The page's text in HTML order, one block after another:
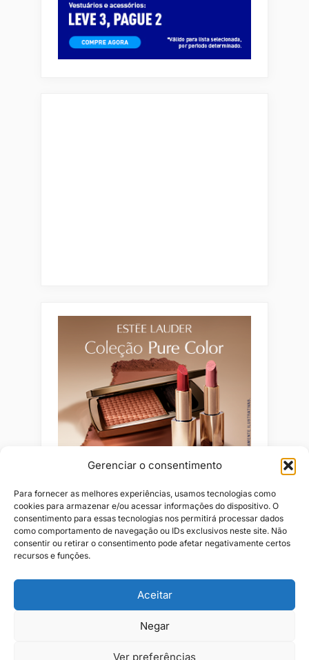
Gerenciar o consentimento
Para fornecer as melhores experiências, usamos tecnologias como
cookies para armazenar e/ou acessar informações do dispositivo. O
consentimento para essas tecnologias nos permitirá processar dados
como comportamento de navegação ou IDs exclusivos neste site. Não
consentir ou retirar o consentimento pode afetar negativamente certos
recursos e funções.
Aceitar
Negar
Ver preferências
Combos
Jeans Kits Masculino